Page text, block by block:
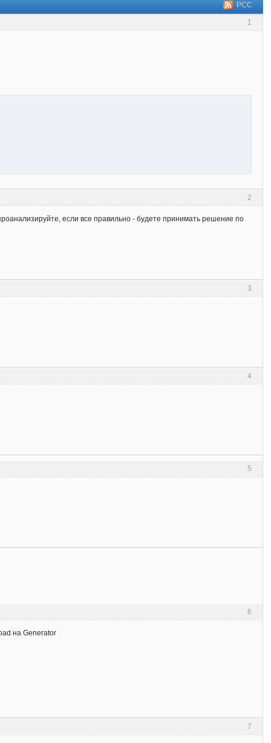
РСС
1
2
если все правильно - будете принимать решение по
3
4
5
6
на Generator
7